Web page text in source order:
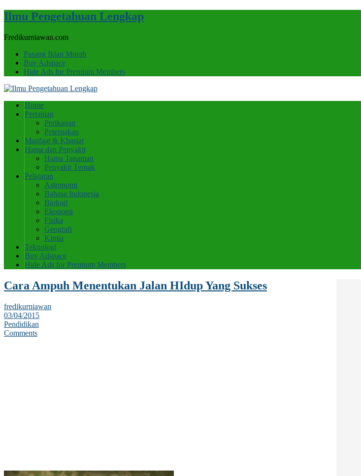
Ilmu Pengetahuan Lengkap
Fredikurniawan.com
Pasang Iklan Murah
Buy Adspace
Hide Ads for Premium Members
Home
Pertanian
Perikanan
Peternakan
Manfaat & Khasiat
Hama dan Penyakit
Hama Tanaman
Penyakit Ternak
Pelajaran
Astronomi
Bahasa Indonesia
Biologi
Ekonomi
Fisika
Geografi
Kimia
Teknologi
Buy Adspace
Hide Ads for Premium Members
Cara Ampuh Menentukan Jalan HIdup Yang Sukses
fredikurniawan
03/04/2015
Pendidikan
Comments